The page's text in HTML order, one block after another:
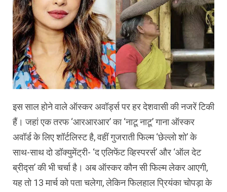
इस साल होने वाले ऑस्कर अवॉर्ड्स पर हर देशवासी की नजरें टिकी
हैं। जहां एक तरफ ‘आरआरआर’ का ‘नाटू नाटू’ गाना ऑस्कर
अवॉर्ड के लिए शॉर्टलिस्ट है, वहीं गुजराती फिल्म ‘छेल्लो शो’ के
साथ-साथ दो डॉक्युमेंट्री- ‘द एलिफेंट व्हिस्परर्स’ और ‘ऑल देट
ब्रीद्स’ की भी चर्चा है। अब ऑस्कर कौन सी फिल्म लेकर आएगी,
यह तो 13 मार्च को पता चलेगा, लेकिन फिलहाल प्रियंका चोपड़ा के